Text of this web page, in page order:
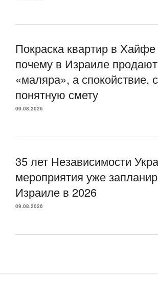
Покраска квартир в
почему в Израиле
«маляра», а спокойствие,
понятную смету
09.08.2026
35 лет Независимости
мероприятия уже
Израиле в 2026
09.08.2026